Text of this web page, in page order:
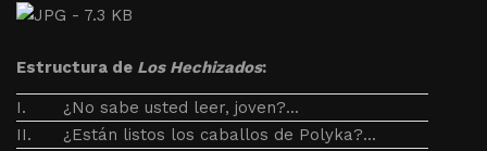
Estructura de Los Hechizados:
I.
¿No sabe usted leer, joven?...
II.
¿Están listos los caballos de Polyka?...